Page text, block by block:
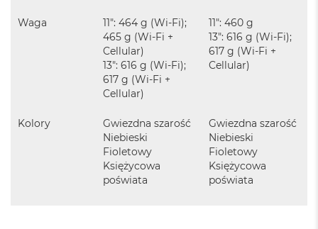
e
Waga
11": 464 g (Wi-Fi);
465 g (Wi-Fi +
Cellular)
13": 616 g (Wi-Fi);
617 g (Wi‑Fi +
Cellular)
11": 460 g
13": 616 g (Wi-Fi);
617 g (Wi‑Fi +
Cellular)
Kolory
Gwiezdna szarość
Niebieski
Fioletowy
Księżycowa
poświata
Gwiezdna szarość
Niebieski
Fioletowy
Księżycowa
poświata